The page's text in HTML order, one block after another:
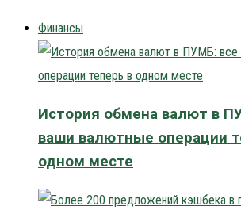
Финансы
История обмена валют в
ваши валютные операции
одном месте